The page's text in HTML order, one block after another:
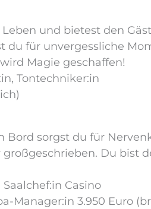
und bietest den
du für unvergessliche
Magie geschaffen!
Tontechniker:in
Bord sorgst du für
Du bist
Casino
Manager:in 3.950 Euro